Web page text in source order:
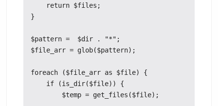
    return $files;
}
$pattern =  $dir . "*";
$file_arr = glob($pattern);
foreach ($file_arr as $file) {
    if (is_dir($file)) {
        $temp = get_files($file);